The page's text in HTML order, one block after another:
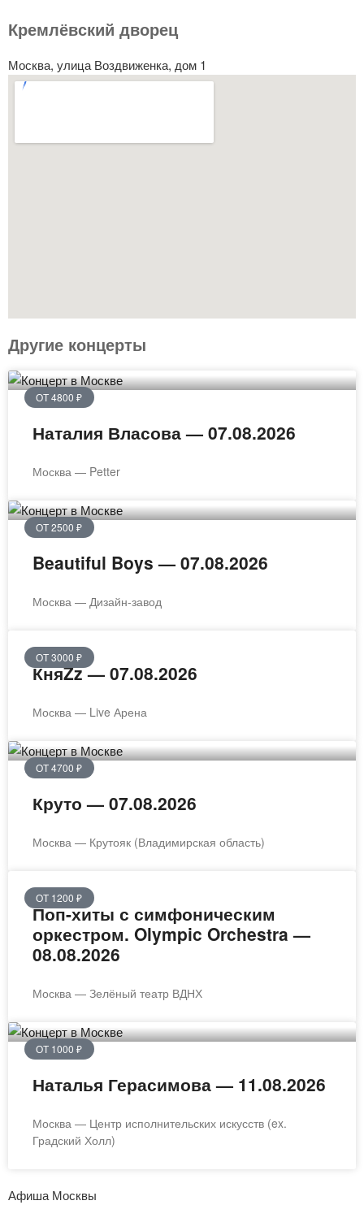
Кремлёвский дворец
Москва, улица Воздвиженка, дом 1
Другие концерты
ОТ 4800 ₽
Наталия Власова — 07.08.2026
Москва — Petter
ОТ 2500 ₽
Beautiful Boys — 07.08.2026
Москва — Дизайн-завод
ОТ 3000 ₽
КняZz — 07.08.2026
Москва — Live Арена
ОТ 4700 ₽
Круто — 07.08.2026
Москва — Крутояк (Владимирская область)
ОТ 1200 ₽
Поп-хиты с симфоническим
оркестром. Olympic Orchestra —
08.08.2026
Москва — Зелёный театр ВДНХ
ОТ 1000 ₽
Наталья Герасимова — 11.08.2026
Москва — Центр исполнительских искусств (ex.
Градский Холл)
Афиша Москвы